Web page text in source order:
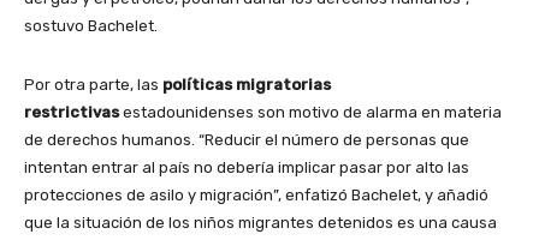
sostuvo Bachelet.
Por otra parte, las políticas migratorias
restrictivasestadounidenses son motivo de alarma en materia
de derechos humanos. “Reducir el número de personas que
intentan entrar al país no debería implicar pasar por alto las
protecciones de asilo y migración”, enfatizó Bachelet, y añadió
que la situación de los niños migrantes detenidos es una causa